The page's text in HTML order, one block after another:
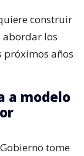
construir
abordar los
años
a modelo
tome